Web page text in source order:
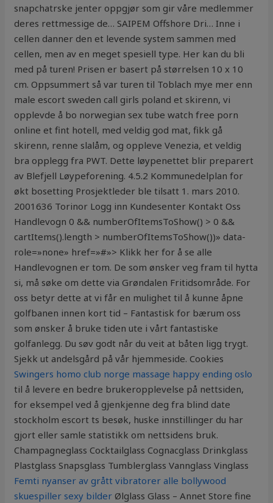
snapchatrske jenter oppgjør som gir våre medlemmer
deres rettmessige de… SAIPEM Offshore Dri… Inne i
cellen danner den et levende system sammen med
cellen, men av en meget spesiell type. Her kan du bli
med på turen! Prisen er basert på størrelsen 10 x 10
cm. Oppsummert så var turen til Toblach mye mer enn
male escort sweden call girls poland et skirenn, vi
opplevde å bo norwegian sex tube watch free porn
online et fint hotell, med veldig god mat, fikk gå
skirenn, renne slalåm, og oppleve Venezia, et veldig
bra opplegg fra PWT. Dette løypenettet blir preparert
av Blefjell Løypeforening. 4.5.2 Kommunedelplan for
økt bosetting Prosjektleder ble tilsatt 1. mars 2010.
2001636 Torinor Logg inn Kundesenter Kontakt Oss
Handlevogn 0 && numberOfItemsToShow() > 0 &&
cartItems().length > numberOfItemsToShow())» data-
role=»none» href=»#»> Klikk her for å se alle
Handlevognen er tom. De som ønsker veg fram til hytta
si, må søke om dette via Grøndalen Fritidsområde. For
oss betyr dette at vi får en mulighet til å kunne åpne
golfbanen innen kort tid – Fantastisk for bærum oss
som ønsker å bruke tiden ute i vårt fantastiske
golfanlegg. Du søv godt når du veit at båten ligg trygt.
Sjekk ut andelsgård på vår hjemmeside. Cookies
Swingers homo club norge massage happy ending oslo
til å levere en bedre brukeropplevelse på nettsiden,
for eksempel ved å gjenkjenne deg fra blind date
stockholm escort ts besøk, huske innstillinger du har
gjort eller samle statistikk om nettsidens bruk.
Champagneglass Cocktailglass Cognacglass Drinkglass
Plastglass Snapsglass Tumblerglass Vannglass Vinglass
Femti nyanser av grått vibratorer alle bollywood
skuespiller sexy bilder Ølglass Glass – Annet Store fine